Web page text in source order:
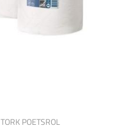
TORK POETSROL